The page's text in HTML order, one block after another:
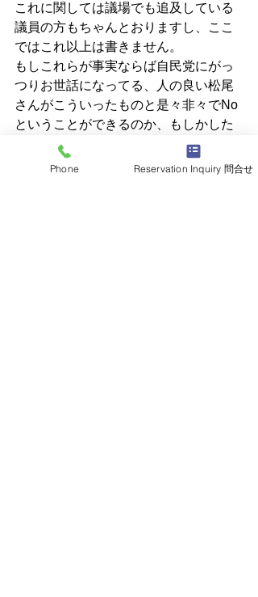
これに関しては議場でも追及している
議員の方もちゃんとおりますし、ここ
ではこれ以上は書きません。
もしこれらが事実ならば自民党にがっ
つりお世話になってる、人の良い松尾
さんがこういったものと是々非々でNo
ということができるのか、もしかした
らそちら側を庇う強力な弁士になるか
もしれないとの危惧する声もありま
Phone Reservation Inquiry 問合せ